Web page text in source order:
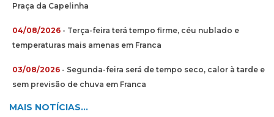
Praça da Capelinha
04/08/2026 - Terça-feira terá tempo firme, céu nublado e
temperaturas mais amenas em Franca
03/08/2026 - Segunda-feira será de tempo seco, calor à tarde e
sem previsão de chuva em Franca
MAIS NOTÍCIAS...